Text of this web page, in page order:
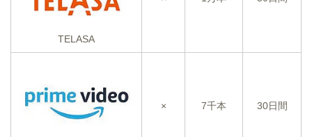
TELASA
× 7千本 30日間